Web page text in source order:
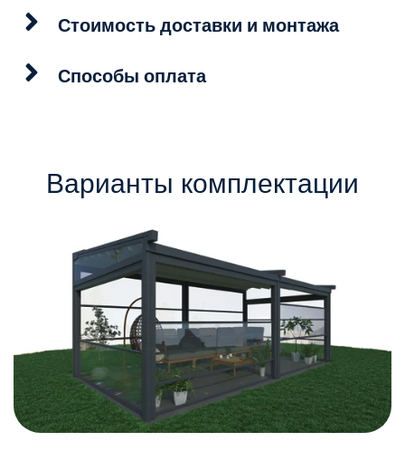
Стоимость доставки и монтажа
Способы оплата
Варианты комплектации